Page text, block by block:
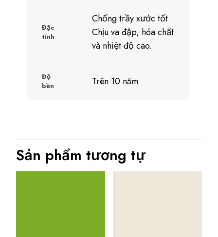
Đặc
tính
Chống trầy xước tốt
Chịu va đập, hóa chất
và nhiệt độ cao.
Độ
bền
Trên 10 năm
Sản phẩm tương tự